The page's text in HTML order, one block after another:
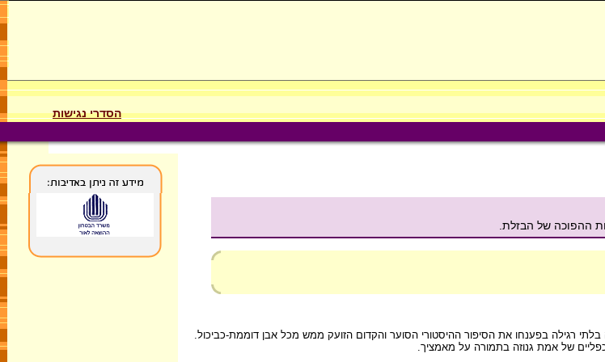
הסדרי נגישות
ההפוכה של הבזלת.
רגילה בפענחו את הסיפור ההיסטורי הסוער והקדום הזועק ממש מכל אבן דוממת-כביכול.
של אמת גנוזה בתמורה על מאמציך.